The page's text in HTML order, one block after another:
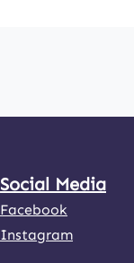
Social Media
Facebook
Instagram